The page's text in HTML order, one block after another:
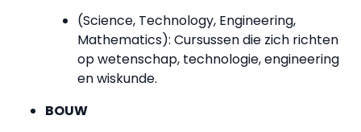
(Science, Technology, Engineering,
Mathematics): Cursussen die zich richten
op wetenschap, technologie, engineering
en wiskunde.
BOUW